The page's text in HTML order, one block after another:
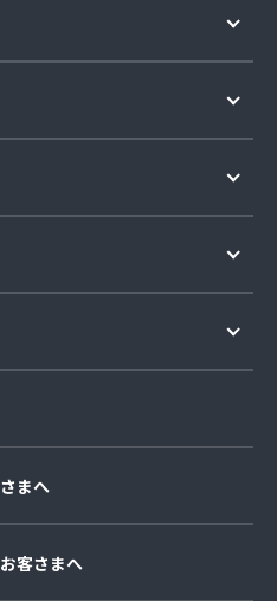
まへ
客さまへ